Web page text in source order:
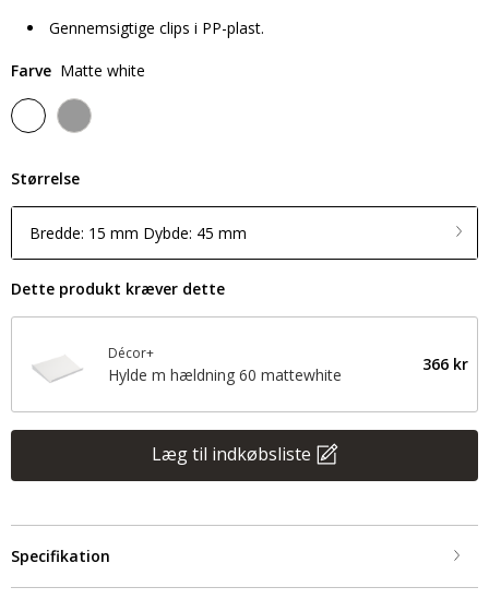
Gennemsigtige clips i PP-plast.
Farve Matte white
Størrelse
Bredde: 15 mm Dybde: 45 mm
Dette produkt kræver dette
Décor+
Hylde m hældning 60 mattewhite
366 kr
Læg til indkøbsliste
Specifikation